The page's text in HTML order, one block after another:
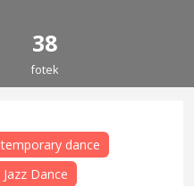
38
fotek
dance
Jazz Dance